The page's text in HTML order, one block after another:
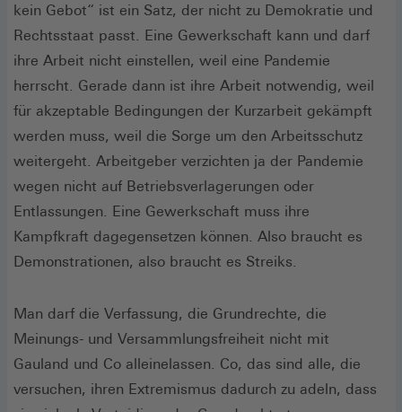
kein Gebot“ ist ein Satz, der nicht zu Demokratie und
Rechtsstaat passt. Eine Gewerkschaft kann und darf
ihre Arbeit nicht einstellen, weil eine Pandemie
herrscht. Gerade dann ist ihre Arbeit notwendig, weil
für akzeptable Bedingungen der Kurzarbeit gekämpft
werden muss, weil die Sorge um den Arbeitsschutz
weitergeht. Arbeitgeber verzichten ja der Pandemie
wegen nicht auf Betriebsverlagerungen oder
Entlassungen. Eine Gewerkschaft muss ihre
Kampfkraft dagegensetzen können. Also braucht es
Demonstrationen, also braucht es Streiks.
Man darf die Verfassung, die Grundrechte, die
Meinungs- und Versammlungsfreiheit nicht mit
Gauland und Co alleinelassen. Co, das sind alle, die
versuchen, ihren Extremismus dadurch zu adeln, dass